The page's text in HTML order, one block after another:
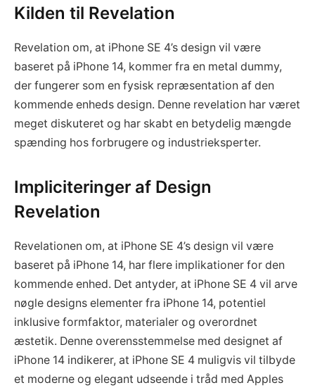
Kilden til Revelation
Revelation om, at iPhone SE 4’s design vil være
baseret på iPhone 14, kommer fra en metal dummy,
der fungerer som en fysisk repræsentation af den
kommende enheds design. Denne revelation har været
meget diskuteret og har skabt en betydelig mængde
spænding hos forbrugere og industrieksperter.
Impliciteringer af Design
Revelation
Revelationen om, at iPhone SE 4’s design vil være
baseret på iPhone 14, har flere implikationer for den
kommende enhed. Det antyder, at iPhone SE 4 vil arve
nøgle designs elementer fra iPhone 14, potentiel
inklusive formfaktor, materialer og overordnet
æstetik. Denne overensstemmelse med designet af
iPhone 14 indikerer, at iPhone SE 4 muligvis vil tilbyde
et moderne og elegant udseende i tråd med Apples